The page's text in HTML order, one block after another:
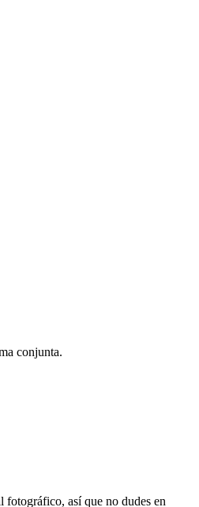
conjunta.
fotográfico, así que no dudes en